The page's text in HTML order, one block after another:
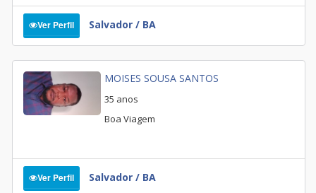
Ver Perfil Salvador / BA
MOISES SOUSA SANTOS
35 anos
Boa Viagem
Ver Perfil Salvador / BA